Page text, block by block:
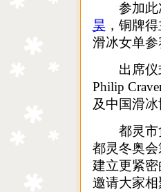
参加此次
昊 ，铜牌
滑冰女单
出席仪式
Philip
及中国滑冰
都灵市负
都灵冬奥
建立更紧
邀请大家